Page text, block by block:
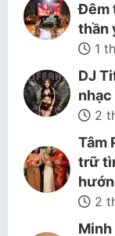
Đêm
thần
1
DJ
2
Tâm
trữ
2